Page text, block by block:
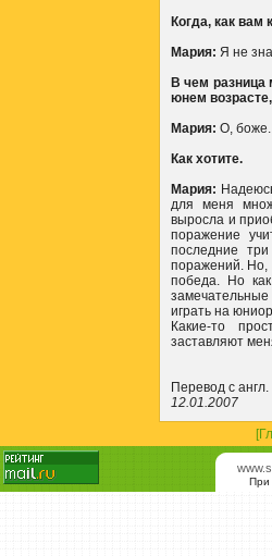
Когда, как вам
Мария: Я не
В чем разница
юнем
Мария: О,
Как хотите.
Мария:
для меня
выросла и
поражение
последние
поражений. Но,
победа. Но
играть на
Какие-то
заставляют
Перевод с англ.
12.01.2007
При